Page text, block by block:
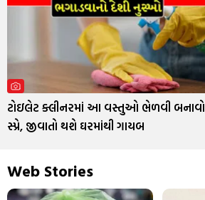
ટોઇલેટ ક્લીનરમાં આ વસ્તુઓ ભેળવી બનાવો
સ્પ્રે, જીવાતો થશે ઘરમાંથી ગાયબ
Web Stories